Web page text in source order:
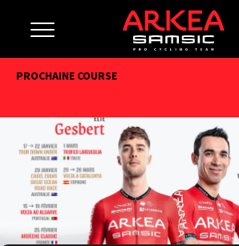
PROCHAINE COURSE